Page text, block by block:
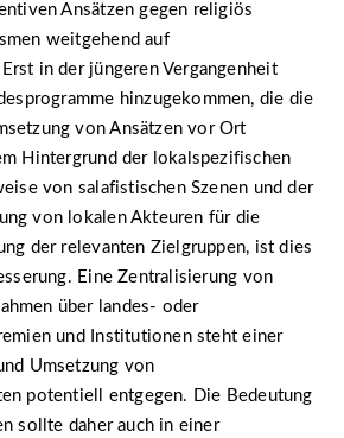
Ansätzen gegen religiös
weitgehend auf
in der jüngeren Vergangenheit
hinzugekommen, die die
von Ansätzen vor Ort
Hintergrund der lokalspezifischen
von salafistischen Szenen und der
von lokalen Akteuren für die
der relevanten Zielgruppen, ist dies
Eine Zentralisierung von
über landes- oder
und Institutionen steht einer
Umsetzung von
potentiell entgegen. Die Bedeutung
sollte daher auch in einer